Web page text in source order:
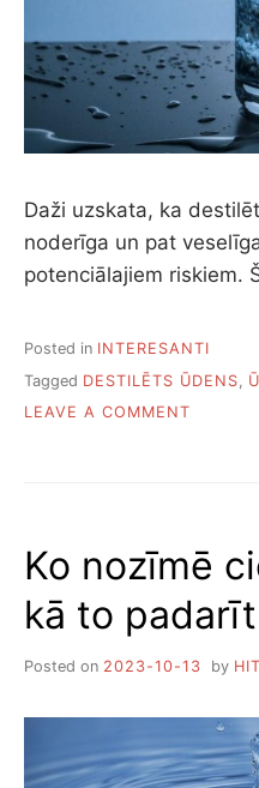
Daži uzskata, ka
noderīga un pat
potenciālajiem riskiem.
Posted in INTERESANTI
Tagged DESTILĒTS ŪDENS
LEAVE A COMMENT
Ko nozīmē
kā to
Posted on 2023-10-13 by